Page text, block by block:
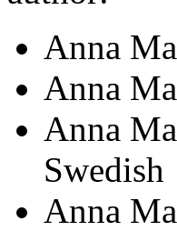
Anna
Anna
Anna
Swedish
Anna